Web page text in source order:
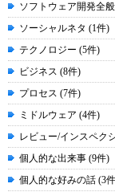
ソフトウェア開発全
ソーシャルネタ (1件)
テクノロジー (5件)
ビジネス (8件)
プロセス (7件)
ミドルウェア (4件)
レビュー/インスペク
個人的な出来事 (9件)
個人的な好みの話 (3